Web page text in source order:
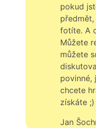
pokud
fotíte. A
Můžete
můžete
povinné,
chcete
získáte ;)
Jan